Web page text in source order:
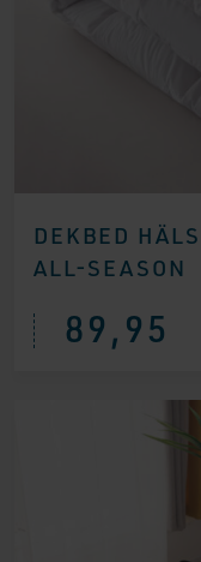
DEKBED
ALL-SEASON
89,95